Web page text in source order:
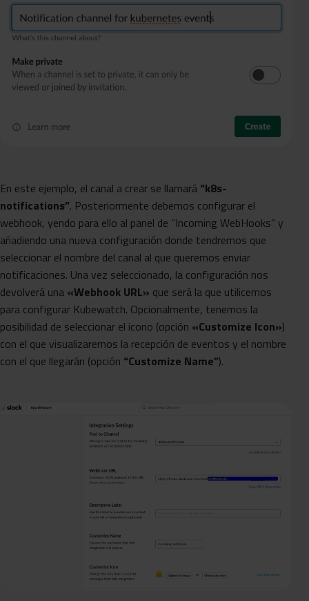
En este ejemplo, el canal a crear se llamará “k8s-
notifications”. Posteriormente debemos configurar el
webhook, yendo para ello al panel de “Incoming WebHooks” y
añadiendo una nueva configuración donde tendremos que
seleccionar el nombre del canal al que queremos enviar
notificaciones. Una vez seleccionado, la configuración nos
devolverá una «Webhook URL» que será la que utilicemos
para configurar Kubewatch. Opcionalmente, tenemos la
posibilidad de seleccionar el icono (opción «Customize Icon»)
con el que visualizaremos la recepción de eventos y el nombre
con el que llegarán (opción “Customize Name”).